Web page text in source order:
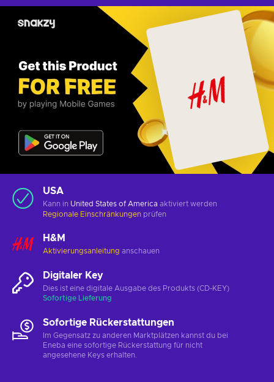
USA
Kann in United States of America aktiviert werden
Regionale Einschränkungen prüfen
H&M
Aktivierungsanleitung anschauen
Digitaler Key
Dies ist eine digitale Ausgabe des Produkts (CD-KEY)
Sofortige Lieferung
Sofortige Rückerstattungen
Im Gegensatz zu anderen Marktplätzen kannst du bei
Eneba eine sofortige Rückerstattung für nicht
angesehene Keys erhalten.